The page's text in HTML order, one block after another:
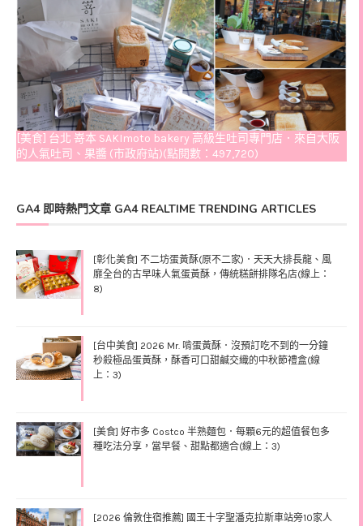
[美食] 台北 嵜本 SAKImoto bakery 高級生吐司專門店．來自大阪
的人氣吐司、果醬 (市政府站)(點閱數：497,720)
GA4 即時熱門文章 GA4 REALTIME TRENDING ARTICLES
[彰化美食] 不二坊蛋黃酥(原不二家)．天天大排長龍、風
靡全台的古早味人氣蛋黃酥，傳統糕餅排隊名店(線上：
8)
[台中美食] 2026 Mr. 啃蛋黃酥．沒預訂吃不到的一分鐘
秒殺極品蛋黃酥，酥香可口甜鹹交織的中秋節禮盒(線
上：3)
[美食] 好市多 Costco 半熟麵包．每顆6元的超值餐包多
種吃法分享，當早餐、甜點都適合(線上：3)
[2026 倫敦住宿推薦] 國王十字聖潘克拉斯車站旁10家人